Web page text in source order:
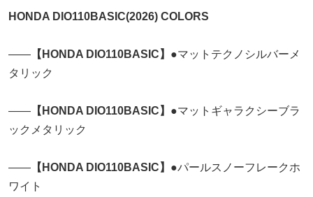
HONDA DIO110BASIC(2026) COLORS
―― 【HONDA DIO110BASIC】 ●マットテクノシルバーメ
タリック
―― 【HONDA DIO110BASIC】 ●マットギャラクシーブラ
ックメタリック
―― 【HONDA DIO110BASIC】 ●パールスノーフレークホ
ワイト